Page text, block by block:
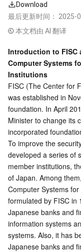
GPU 云服务器
专用宿主机
弹性伸缩
自动化助手
全站加速网络
DDoS 防护
安全加速 SCDN
多网聚合加速（
批量计算
高性能计算集群
容器
容器服务
服务网格
容器镜像服务
云原生分布式云
分布式云
本地专用集群
边缘可用区
专属可用区
微服务
弹性微服务
API 网关
注册配置治理
Serverless
云函数
基础存储服务
对象存储
文件存储
云硬盘
云 HDFS
数据加速器
存储数据服务
日志服务
数据万象
智能媒资托管
关系型数据库
云数据库 MySQL
云数据库 MariaDB
云数据库
关系型数据库TDSQL
TDSQL-C MySQL
TDSQL MySQL 版
NoSQL 数据库
腾讯云分布式缓
数据库 SaaS 服务
Download
最后更新时间：
2025-
本文档由 AI 翻译
Introduction to FISC
Computer Systems
Institutions
FISC (The Center for
was established in
foundation. In April
Minister to change its
incorporated
To improve the
developed a series of
member institutions,
of Japan. Among
Computer Systems
formulated by FISC in
Japanese banks and
information systems
systems. Also, it has
Japanese banks and